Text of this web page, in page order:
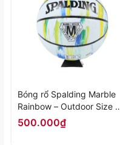
Bóng rổ Spalding Marble
Rainbow – Outdoor Size 7
84-397z - Hàng Chính
500.000₫